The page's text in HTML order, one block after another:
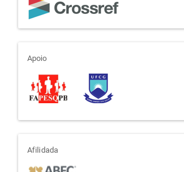
apoio
Apoio
afiliada
Afilidada